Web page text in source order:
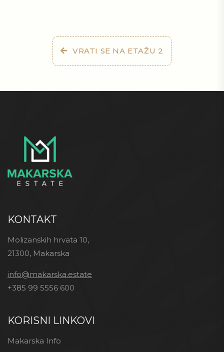
VRATI SE NA ETAŽU 2
KONTAKT
Molizanskih hrvata 10,
21300, Makarska
info@makarska.estate
+385 99 5556 600
KORISNI LINKOVI
Makarska Info